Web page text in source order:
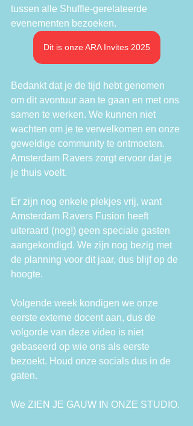
tussen alle Shuffle-gerelateerde
evenementen bezoeken.
Dit is onze ARA Invites 2025
Bedankt dat je de tijd hebt genomen
om dit avontuur aan te gaan en met ons
samen te werken. We kunnen niet
wachten om je te verwelkomen en onze
geweldige community te ontmoeten.
Amsterdam Ravers zorgt ervoor dat je
je thuis voelt.
Er zijn nog enkele plekjes vrij, want
Amsterdam Ravers Fusion heeft
uiteraard (nog!) geen speciale gasten
aangekondigd. We zijn nog bezig met
de planning voor dit jaar, dus blijf op de
hoogte.
Volgende week kondigen we onze
eerste externe docent aan, dus de
volgorde van deze video is niet
gebaseerd op wie ons als eerste
bezoekt. Houd onze socials dus in de
gaten.
We ZIEN JE GAUW IN ONZE STUDIO.